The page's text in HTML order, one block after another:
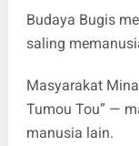
Budaya Bugis
saling
Masyarakat
Tumou Tou” —
manusia lain.